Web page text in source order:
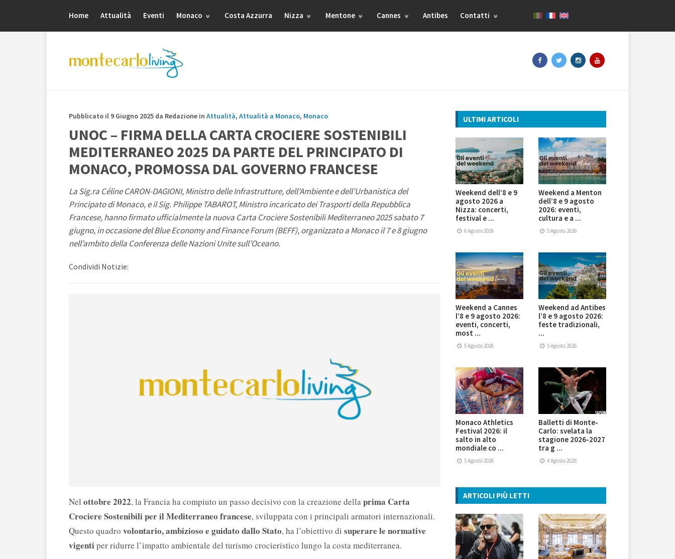
Home Attualità Eventi Monaco Costa Azzurra Nizza Mentone Cannes Antibes Contatti
Pubblicato il 9 Giugno 2025 da Redazione in Attualità, Attualità a Monaco, Monaco
UNOC – FIRMA DELLA CARTA CROCIERE SOSTENIBILI
MEDITERRANEO 2025 DA PARTE DEL PRINCIPATO DI
MONACO, PROMOSSA DAL GOVERNO FRANCESE
La Sig.ra Céline CARON-DAGIONI, Ministro delle Infrastrutture, dell’Ambiente e dell’Urbanistica del
Principato di Monaco, e il Sig. Philippe TABAROT, Ministro incaricato dei Trasporti della Repubblica
Francese, hanno firmato ufficialmente la nuova Carta Crociere Sostenibili Mediterraneo 2025 sabato 7
giugno, in occasione del Blue Economy and Finance Forum (BEFF), organizzato a Monaco il 7 e 8 giugno
nell’ambito della Conferenza delle Nazioni Unite sull’Oceano.
Condividi Notizie:
Nel ottobre 2022, la Francia ha compiuto un passo decisivo con la creazione dellaprima Carta
Crociere Sostenibili per il Mediterraneo francese, sviluppata con i principali armatori internazionali.
Questo quadro volontario, ambizioso e guidato dallo Stato, ha l’obiettivo di superare le normative
vigentiper ridurre l’impatto ambientale del turismo crocieristico lungo la costa mediterranea.
ULTIMI ARTICOLI
Weekend dell’8 e 9
agosto 2026 a
Nizza: concerti,
festival e ...
6 Agosto 2026
Weekend a Menton
dell’8 e 9 agosto
2026: eventi,
cultura e a ...
5 Agosto 2026
Weekend a Cannes
l’8 e 9 agosto 2026:
eventi, concerti,
most ...
5 Agosto 2026
Weekend ad Antibes
l’8 e 9 agosto 2026:
feste tradizionali,
...
5 Agosto 2026
Monaco Athletics
Festival 2026: il
salto in alto
mondiale co ...
5 Agosto 2026
Balletti di Monte-
Carlo: svelata la
stagione 2026-2027
tra g ...
4 Agosto 2026
ARTICOLI PIÙ LETTI